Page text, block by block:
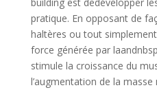
pratique. En opposant de
haltères ou tout
force générée par
stimule la croissance du
l’augmentation de la